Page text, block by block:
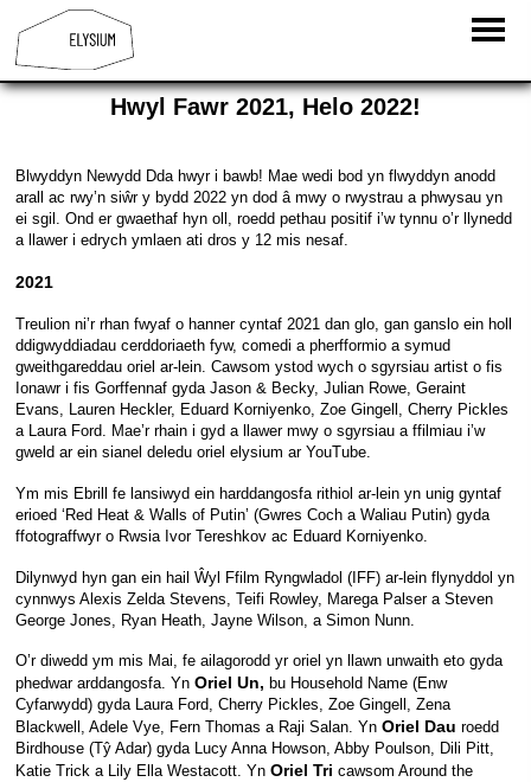
Hwyl Fawr 2021, Helo 2022!
Blwyddyn Newydd Dda hwyr i bawb! Mae wedi bod yn flwyddyn anodd
arall ac rwy’n siŵr y bydd 2022 yn dod â mwy o rwystrau a phwysau yn
ei sgil. Ond er gwaethaf hyn oll, roedd pethau positif i’w tynnu o’r llynedd
a llawer i edrych ymlaen ati dros y 12 mis nesaf.
2021
Treulion ni’r rhan fwyaf o hanner cyntaf 2021 dan glo, gan ganslo ein holl
ddigwyddiadau cerddoriaeth fyw, comedi a pherfformio a symud
gweithgareddau oriel ar-lein. Cawsom ystod wych o sgyrsiau artist o fis
Ionawr i fis Gorffennaf gyda Jason & Becky, Julian Rowe, Geraint
Evans, Lauren Heckler, Eduard Korniyenko, Zoe Gingell, Cherry Pickles
a Laura Ford. Mae’r rhain i gyd a llawer mwy o sgyrsiau a ffilmiau i’w
gweld ar ein sianel deledu oriel elysium ar YouTube.
Ym mis Ebrill fe lansiwyd ein harddangosfa rithiol ar-lein yn unig gyntaf
erioed ‘Red Heat & Walls of Putin’ (Gwres Coch a Waliau Putin) gyda
ffotograffwyr o Rwsia Ivor Tereshkov ac Eduard Korniyenko.
Dilynwyd hyn gan ein hail Ŵyl Ffilm Ryngwladol (IFF) ar-lein flynyddol yn
cynnwys Alexis Zelda Stevens, Teifi Rowley, Marega Palser a Steven
George Jones, Ryan Heath, Jayne Wilson, a Simon Nunn.
O’r diwedd ym mis Mai, fe ailagorodd yr oriel yn llawn unwaith eto gyda
phedwar arddangosfa. YnOriel Un,bu Household Name (Enw
Cyfarwydd) gyda Laura Ford, Cherry Pickles, Zoe Gingell, Zena
Blackwell, Adele Vye, Fern Thomas a Raji Salan. YnOriel Dauroedd
Birdhouse (Tŷ Adar) gyda Lucy Anna Howson, Abby Poulson, Dili Pitt,
Katie Trick a Lily Ella Westacott. YnOriel Tricawsom Around the